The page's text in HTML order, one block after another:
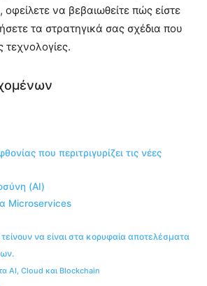
να βεβαιωθείτε πώς είστε
τα στρατηγικά σας σχέδια που
τεχνολογίες.
που περιτριγυρίζει τις νέες
(AI)
Microservices
να είναι στα κορυφαία αποτελέσματα
AI, Cloud και Blockchain